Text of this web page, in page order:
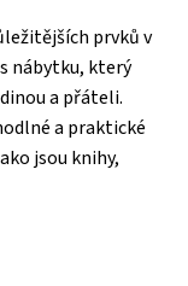
prvků v
nábytku, který
a přáteli.
a praktické
jsou knihy,